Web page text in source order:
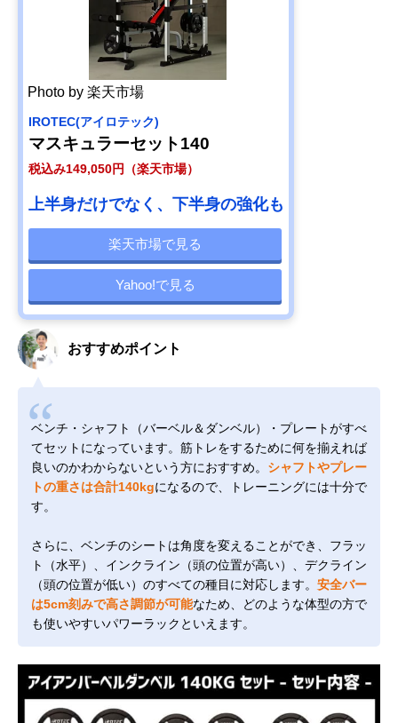
Photo by 楽天市場
IROTEC(アイロテック)
マスキュラーセット140
税込み149,050円（楽天市場）
上半身だけでなく、下半身の強化も
楽天市場で見る
Yahoo!で見る
おすすめポイント
ベンチ・シャフト（バーベル＆ダンベル）・プレートがすべ
てセットになっています。筋トレをするために何を揃えれば
良いのかわからないという方におすすめ。 シャフトやプレー
トの重さは合計140kgになるので、トレーニングには十分で
す。
さらに、ベンチのシートは角度を変えることができ、フラッ
ト（水平）、インクライン（頭の位置が高い）、デクライン
（頭の位置が低い）のすべての種目に対応します。 安全バー
は5cm刻みで高さ調節が可能なため、どのような体型の方で
も使いやすいパワーラックといえます。